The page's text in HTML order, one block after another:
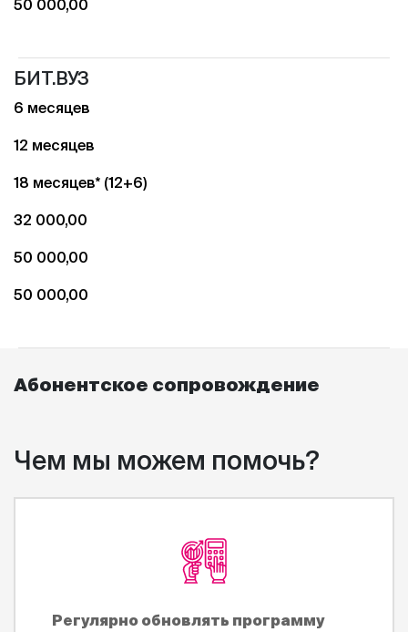
50 000,00
БИТ.ВУЗ
6 месяцев
12 месяцев
18 месяцев* (12+6)
32 000,00
50 000,00
50 000,00
Абонентское сопровождение
Чем мы можем помочь?
Регулярно обновлять программу